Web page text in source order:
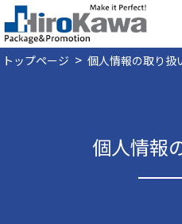
トップページ > 個人情報の取り扱
個人情報